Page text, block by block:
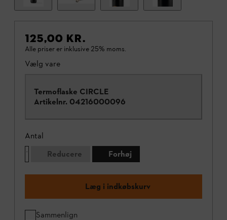
125,00 KR.
Alle priser er inklusive 25% moms.
Vælg vare
Termoflaske CIRCLE
Artikelnr. 04216000096
Antal
Reducere
Forhøj
Læg i indkøbskurv
Sammenlign